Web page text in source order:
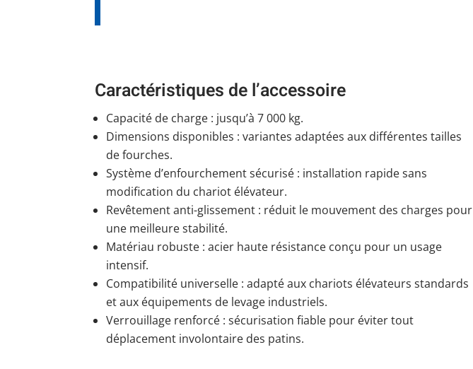
Caractéristiques de l’accessoire
Capacité de charge : jusqu’à 7 000 kg.
Dimensions disponibles : variantes adaptées aux différentes tailles
de fourches.
Système d’enfourchement sécurisé : installation rapide sans
modification du chariot élévateur.
Revêtement anti-glissement : réduit le mouvement des charges pour
une meilleure stabilité.
Matériau robuste : acier haute résistance conçu pour un usage
intensif.
Compatibilité universelle : adapté aux chariots élévateurs standards
et aux équipements de levage industriels.
Verrouillage renforcé : sécurisation fiable pour éviter tout
déplacement involontaire des patins.